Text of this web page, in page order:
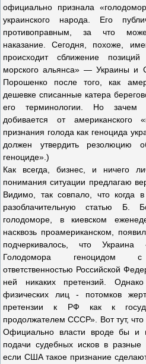
официально признала
украинского народа. Его
противоправным, за что
наказание. Сегодня, похоже,
происходит сближение
морского альянса» — Украины и
Порошенко после того, как
дешевке списанные катера
его терминологии. Но зачем
добивается от американского
признания голода как геноцида
должен утвердить резолюцию
геноциде».)
Как всегда, бизнес, и ничего
понимания ситуации предлагаю
Видимо, так совпало, что когда
разоблачительную статью Б.
голодоморе, в киевском
насквозь проамериканском,
подчеркивалось, что Украина
Голодомора геноцидом с
ответственностью Российской
ней никаких претензий.
физических лиц - потомков
претензии к РФ как к
продолжателем СССР». Вот тут, что
Официально власти вроде бы и
подачи судебных исков в разные
если США такое признание